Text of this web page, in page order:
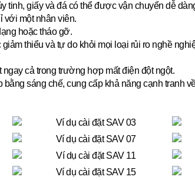
tinh, giấy và đá có thể được vận chuyển dễ
với một nhân viên.
hoặc tháo gỡ.
thiểu và tự do khỏi mọi loại rủi ro nghề
cả trong trường hợp mất điện đột ngột.
sáng chế, cung cấp khả năng cạnh tranh